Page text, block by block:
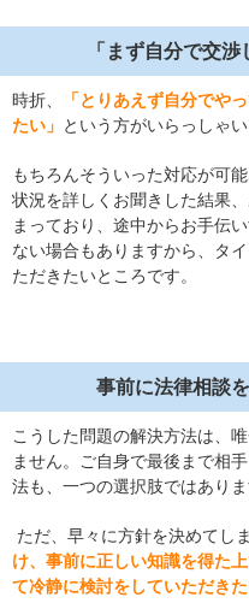
「まず自分で交
時折、
「とりあえず自分でや
たい」 という方がいらっしゃい
もちろんそういった対応が可
状況を詳しくお聞きした結果
まっており、途中からお手伝
ない場合もありますから、タ
ただきたいところです。
事前に法律相談
こうした問題の解決方法は、
ません。ご自身で最後まで相
法も、一つの選択肢ではありま
ただ、早々に方針を決めてし
け、事前に正しい知識を得た
て冷静に検討をしていただき